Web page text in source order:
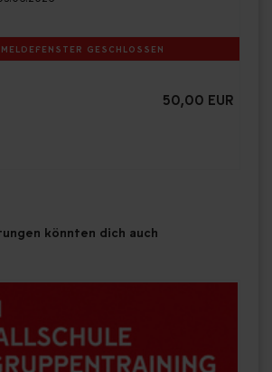
GESCHLOSSEN
50,00 EUR
könnten dich auch